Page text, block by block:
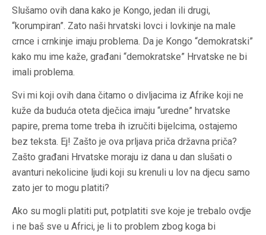
Slušamo ovih dana kako je Kongo, jedan ili drugi,
“korumpiran”. Zato naši hrvatski lovci i lovkinje na male
crnce i crnkinje imaju problema. Da je Kongo “demokratski”
kako mu ime kaže, građani “demokratske” Hrvatske ne bi
imali problema.
Svi mi koji ovih dana čitamo o divljacima iz Afrike koji ne
kuže da buduća oteta dječica imaju “uredne” hrvatske
papire, prema tome treba ih izručiti bijelcima, ostajemo
bez teksta. Ej! Zašto je ova prljava priča državna priča?
Zašto građani Hrvatske moraju iz dana u dan slušati o
avanturi nekolicine ljudi koji su krenuli u lov na djecu samo
zato jer to mogu platiti?
Ako su mogli platiti put, potplatiti sve koje je trebalo ovdje
i ne baš sve u Africi, je li to problem zbog koga bi